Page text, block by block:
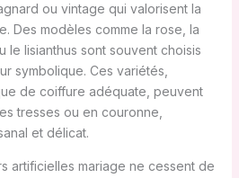
ou vintage qui valorisent la
Des modèles comme la rose, la
le lisianthus sont souvent choisis
symbolique. Ces variétés,
de coiffure adéquate, peuvent
tresses ou en couronne,
et délicat.
artificielles mariage ne cessent de